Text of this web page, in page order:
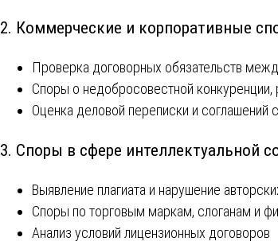
2. Коммерческие и корпоративные
Проверка договорных обязательств
Споры о недобросовестной
Оценка деловой переписки и соглашений
3. Споры в сфере интеллектуальной
Выявление плагиата и нарушение
Споры по торговым маркам, слоганам и
Анализ условий лицензионных договоров